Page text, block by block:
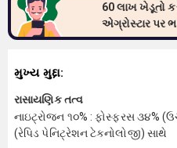
60 લાખ ખેડૂતો
એગ્રોસ્ટાર પર
મુખ્ય મુદ્દા:
રાસાયણિક તત્વ
નાઇટ્રોજન ૧૦% : ફોસ્ફરસ ૩૪%
(રેપિડ પેનિટ્રેશન ટેકનોલોજી) સાથે